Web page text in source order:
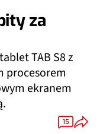
za
TAB S8 z
procesorem
ekranem
15